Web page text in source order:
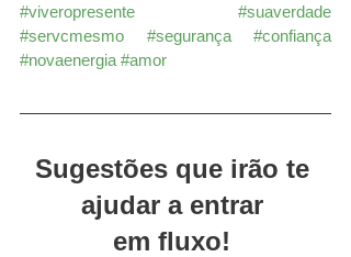
#viveropresente
#suaverdade
#servcmesmo
#segurança
#confiança
#novaenergia #amor
Sugestões que irão te
ajudar a entrar
em fluxo!